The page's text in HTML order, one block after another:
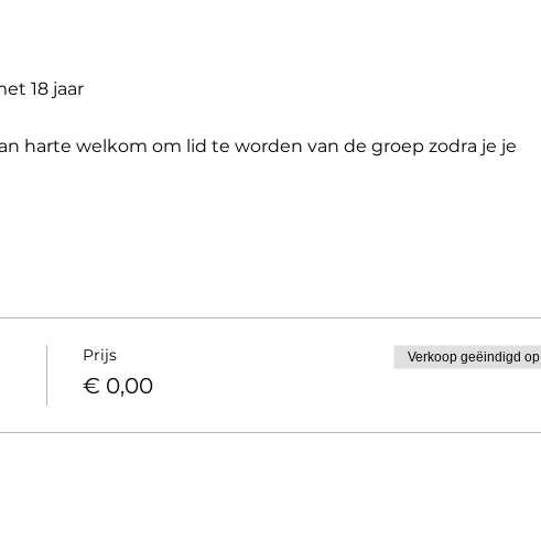
18 jaar
harte welkom om lid te worden van de groep zodra je je
Prijs
€ 0,00
Verkoop geëindigd op